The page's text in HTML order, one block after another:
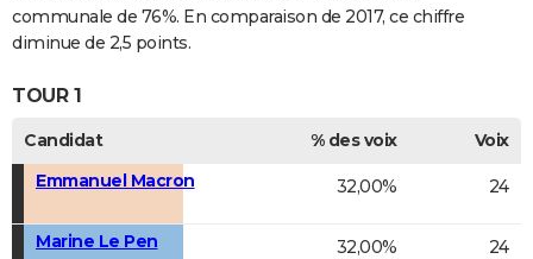
communale de 76%. En comparaison de 2017, ce chiffre
diminue de 2,5 points.
TOUR 1
Candidat % des voix
Voix
Emmanuel Macron
32,00% 24
Marine Le Pen 32,00% 24